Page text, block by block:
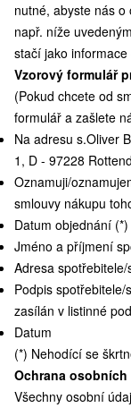
nutné, abyste nás
např. níže
stačí jako
Vzorový formulář
(Pokud chcete od
formulář a zašlete
Na adresu s.Oliver
1, D - 97228
Oznamuji/
smlouvy nákupu
Datum objednání
Jméno a příjmení
Adresa
Podpis
zasílán v listinné
Datum
(*) Nehodící se
Ochrana
Všechny osobní